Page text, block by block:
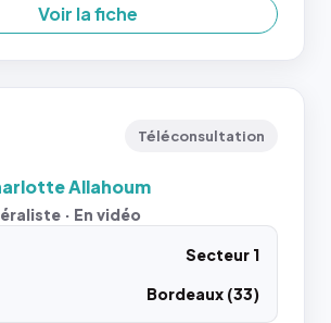
Voir la fiche
Téléconsultation
Allahoum
· En vidéo
Secteur 1
Bordeaux (33)